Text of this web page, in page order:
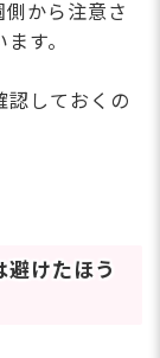
から注意さ
す。
認しておくの
避けたほう